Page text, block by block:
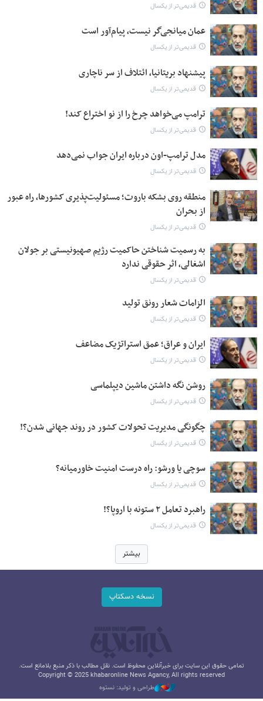
قدیمی‌تر از یکسال
عمان میانجی‌گر نیست،‌ پیام‌آور است
قدیمی‌تر از یکسال
پیشنهاد بریتانیا، ائتلاف از سر ناچاری
قدیمی‌تر از یکسال
ترامپ می‌خواهد چرخ را از نو اختراع کند!
قدیمی‌تر از یکسال
مدل ترامپ-اون درباره ایران جواب نمی‌دهد
قدیمی‌تر از یکسال
منطقه روی بشکه باروت؛ مسئولیت‌پذیری کشورها، راه عبور
از بحران
قدیمی‌تر از یکسال
به رسمیت شناختن حاکمیت رژیم صهیونیستی بر جولان
اشغالی، اثر حقوقی ندارد
قدیمی‌تر از یکسال
الزامات شعار رونق تولید
قدیمی‌تر از یکسال
ایران و عراق؛ عمق استراتژیک مضاعف
قدیمی‌تر از یکسال
روشن نگه داشتن ماشین دیپلماسی
قدیمی‌تر از یکسال
چگونگی مدیریت تحولات کشور در روند جهانی شدن؟!
قدیمی‌تر از یکسال
سوچی یا ورشو: راه درست امنیت خاورمیانه؟
قدیمی‌تر از یکسال
راهبرد تعامل ۲ ستونه با اروپا؟!
قدیمی‌تر از یکسال
بیشتر
نسخه دسکتاپ
تمامی حقوق این سایت برای خبرآنلاین محفوظ است. نقل مطالب با ذکر منبع بلامانع است.
Copyright © 2025 khabaronline News Agancy, All rights reserved
طراحی و تولید: نستوه